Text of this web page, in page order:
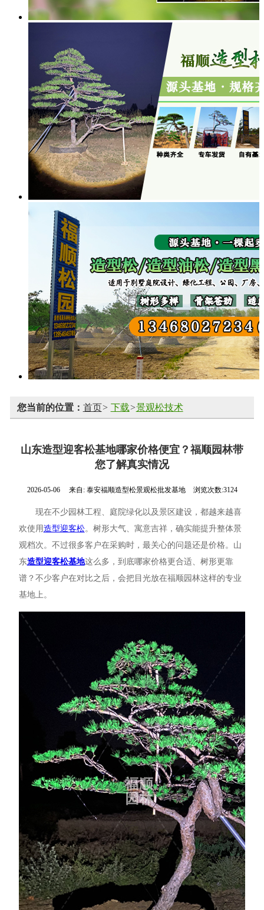
您当前的位置： 首页> 下载>景观松技术
山东造型迎客松基地哪家价格便宜？福顺园林带
您了解真实情况
2026-05-06 来自: 泰安福顺造型松景观松批发基地 浏览次数:3124
现在不少园林工程、庭院绿化以及景区建设，都越来越喜
欢使用造型迎客松。树形大气、寓意吉祥，确实能提升整体景
观档次。不过很多客户在采购时，最关心的问题还是价格。山
东造型迎客松基地这么多，到底哪家价格更合适、树形更靠
谱？不少客户在对比之后，会把目光放在福顺园林这样的专业
基地上。